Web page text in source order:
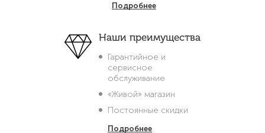
Подробнее
Наши преимущества
Гарантийное и
сервисное
обслуживание
«Живой» магазин
Постоянные скидки
Подробнее